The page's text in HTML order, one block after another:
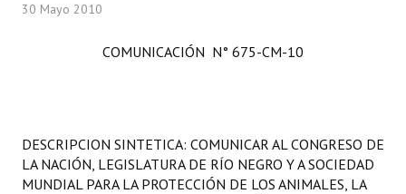
Comisiones Permanentes
Comisiones Especiales
LEGISLACIÓN
30 Mayo 2010
COMUNICACIÓN N° 675-CM-10
DESCRIPCION SINTETICA: COMUNICAR AL CONGRESO DE
LA NACIÓN, LEGISLATURA DE RÍO NEGRO Y A SOCIEDAD
MUNDIAL PARA LA PROTECCIÓN DE LOS ANIMALES, LA